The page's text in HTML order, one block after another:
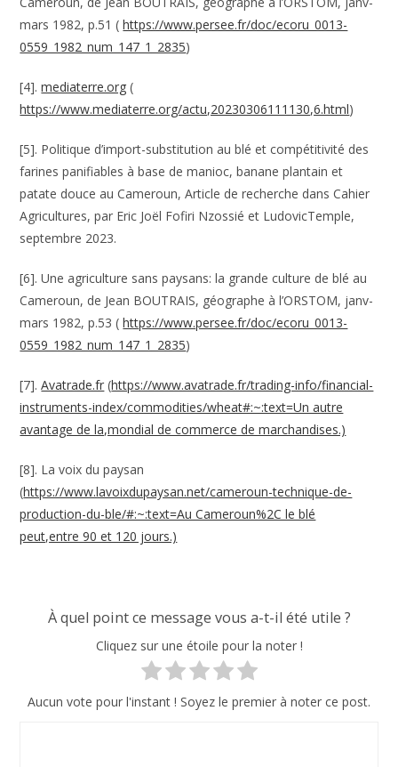
mars 1982, p.51 (https://www.persee.fr/doc/ecoru_0013-
0559_1982_num_147_1_2835)
[4].mediaterre.org (
https://www.mediaterre.org/actu,20230306111130,6.html)
[5]. Politique d’import-substitution au blé et compétitivité des
farines panifiables à base de manioc, banane plantain et
patate douce au Cameroun, Article de recherche dans Cahier
Agricultures, par Eric Joël Fofiri Nzossié et LudovicTemple,
septembre 2023.
[6]. Une agriculture sans paysans: la grande culture de blé au
Cameroun, de Jean BOUTRAIS, géographe à l’ORSTOM, janv-
mars 1982, p.53 (https://www.persee.fr/doc/ecoru_0013-
0559_1982_num_147_1_2835)
[7].Avatrade.fr (https://www.avatrade.fr/trading-info/financial-
instruments-index/commodities/wheat#:~:text=Un autre
avantage de la,mondial de commerce de marchandises.)
[8]. La voix du paysan
(https://www.lavoixdupaysan.net/cameroun-technique-de-
production-du-ble/#:~:text=Au Cameroun%2C le blé
peut,entre 90 et 120 jours.)
À quel point ce message vous a-t-il été utile ?
Cliquez sur une étoile pour la noter !
Aucun vote pour l'instant ! Soyez le premier à noter ce post.